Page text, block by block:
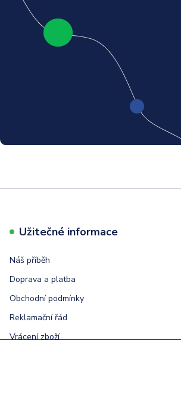
Užitečné informace
Náš příběh
Doprava a platba
Obchodní podmínky
Reklamační řád
Vrácení zboží